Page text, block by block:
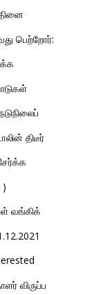
பெற்றோர்:
திடீர்
)
வங்கிக்
விருப்ப